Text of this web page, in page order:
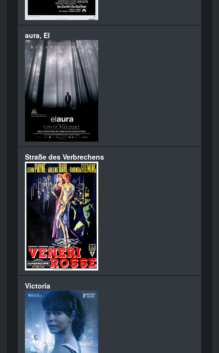
aura, El
Straße des Verbrechens
Victoria